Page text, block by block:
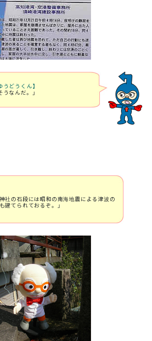
うどうくん】
うなんだ。」
社の石段には昭和の南海地震による津波の
建てられておるぞ。」